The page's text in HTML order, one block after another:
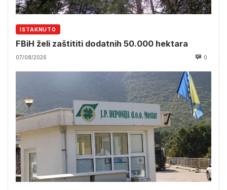
ISTAKNUTO
FBiH želi zaštititi dodatnih 50.000 hektara
07/08/2026 0